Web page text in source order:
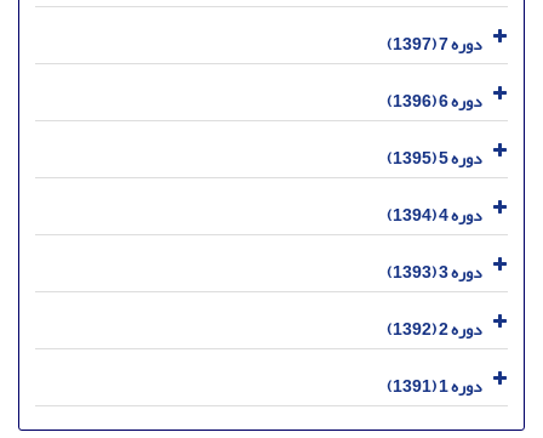
دوره 7 (1397)
دوره 6 (1396)
دوره 5 (1395)
دوره 4 (1394)
دوره 3 (1393)
دوره 2 (1392)
دوره 1 (1391)